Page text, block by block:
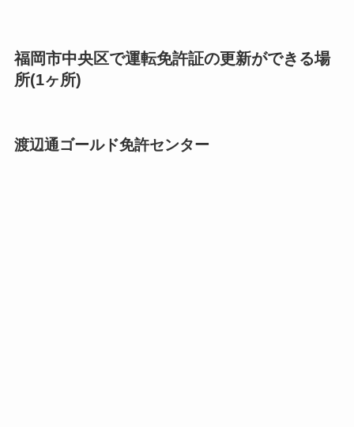
福岡市中央区で運転免許証の更新ができる場
所(1ヶ所)
渡辺通ゴールド免許センター